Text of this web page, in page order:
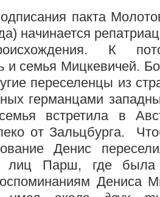
пакта
начинается
К
и семья Мицкевичей.
переселенцы из
германцами
встретила в
от Зальцбурга.
Денис
лиц Парш, где была
Дениса